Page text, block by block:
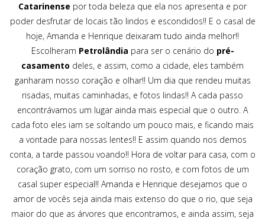
Catarinense por toda beleza que ela nos apresenta e por
poder desfrutar de locais tão lindos e escondidos!! E o casal de
hoje, Amanda e Henrique deixaram tudo ainda melhor!!
Escolheram Petrolândia para ser o cenário do pré-
casamento deles, e assim, como a cidade, eles também
ganharam nosso coração e olhar!! Um dia que rendeu muitas
risadas, muitas caminhadas, e fotos lindas!! A cada passo
encontrávamos um lugar ainda mais especial que o outro. A
cada foto eles iam se soltando um pouco mais, e ficando mais
a vontade para nossas lentes!! E assim quando nos demos
conta, a tarde passou voando!! Hora de voltar para casa, com o
coração grato, com um sorriso no rosto, e com fotos de um
casal super especial!! Amanda e Henrique desejamos que o
amor de vocês seja ainda mais extenso do que o rio, que seja
maior do que as árvores que encontramos, e ainda assim, seja